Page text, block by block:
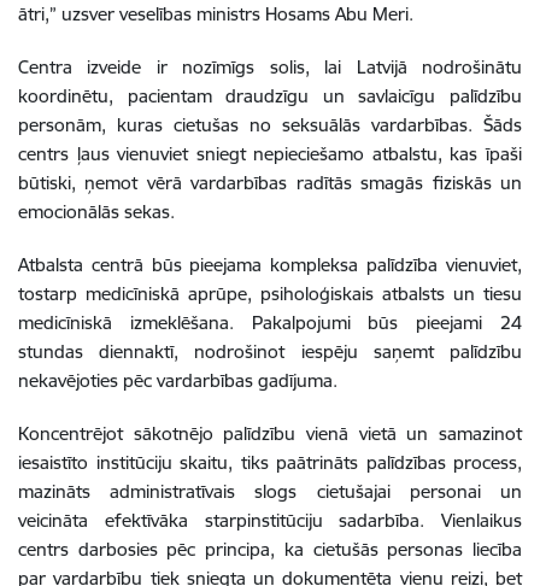
ātri,” uzsver veselības ministrs Hosams Abu Meri.
Centra izveide ir nozīmīgs solis, lai Latvijā nodrošinātu
koordinētu, pacientam draudzīgu un savlaicīgu palīdzību
personām, kuras cietušas no seksuālās vardarbības. Šāds
centrs ļaus vienuviet sniegt nepieciešamo atbalstu, kas īpaši
būtiski, ņemot vērā vardarbības radītās smagās fiziskās un
emocionālās sekas.
Atbalsta centrā būs pieejama kompleksa palīdzība vienuviet,
tostarp medicīniskā aprūpe, psiholoģiskais atbalsts un tiesu
medicīniskā izmeklēšana. Pakalpojumi būs pieejami 24
stundas diennaktī, nodrošinot iespēju saņemt palīdzību
nekavējoties pēc vardarbības gadījuma.
Koncentrējot sākotnējo palīdzību vienā vietā un samazinot
iesaistīto institūciju skaitu, tiks paātrināts palīdzības process,
mazināts administratīvais slogs cietušajai personai un
veicināta efektīvāka starpinstitūciju sadarbība. Vienlaikus
centrs darbosies pēc principa, ka cietušās personas liecība
par vardarbību tiek sniegta un dokumentēta vienu reizi, bet